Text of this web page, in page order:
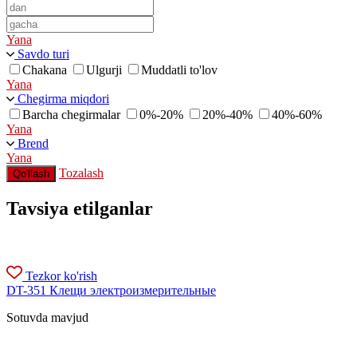
Yana
Savdo turi
Chakana
Ulgurji
Muddatli to'lov
Yana
Chegirma miqdori
Barcha chegirmalar
0%-20% 20%-40%
40%-60%
Yana
Brend
Yana
Qo'llash Tozalash
Tavsiya etilganlar
Tezkor ko'rish
DT-351 Клещи электроизмерительные
Sotuvda mavjud